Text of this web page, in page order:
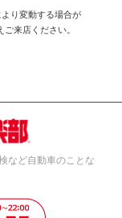
り変動する場合が
来店ください。
など自動車のことな